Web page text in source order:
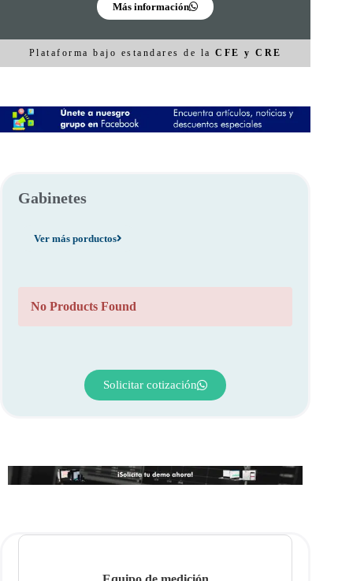
Más información
Plataforma bajo estandares de laCFE y CRE
Gabinetes
Ver más porductos
No Products Found
Solicitar cotización